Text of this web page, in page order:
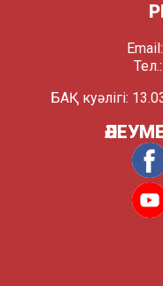
Email:
БАҚ куәлігі: